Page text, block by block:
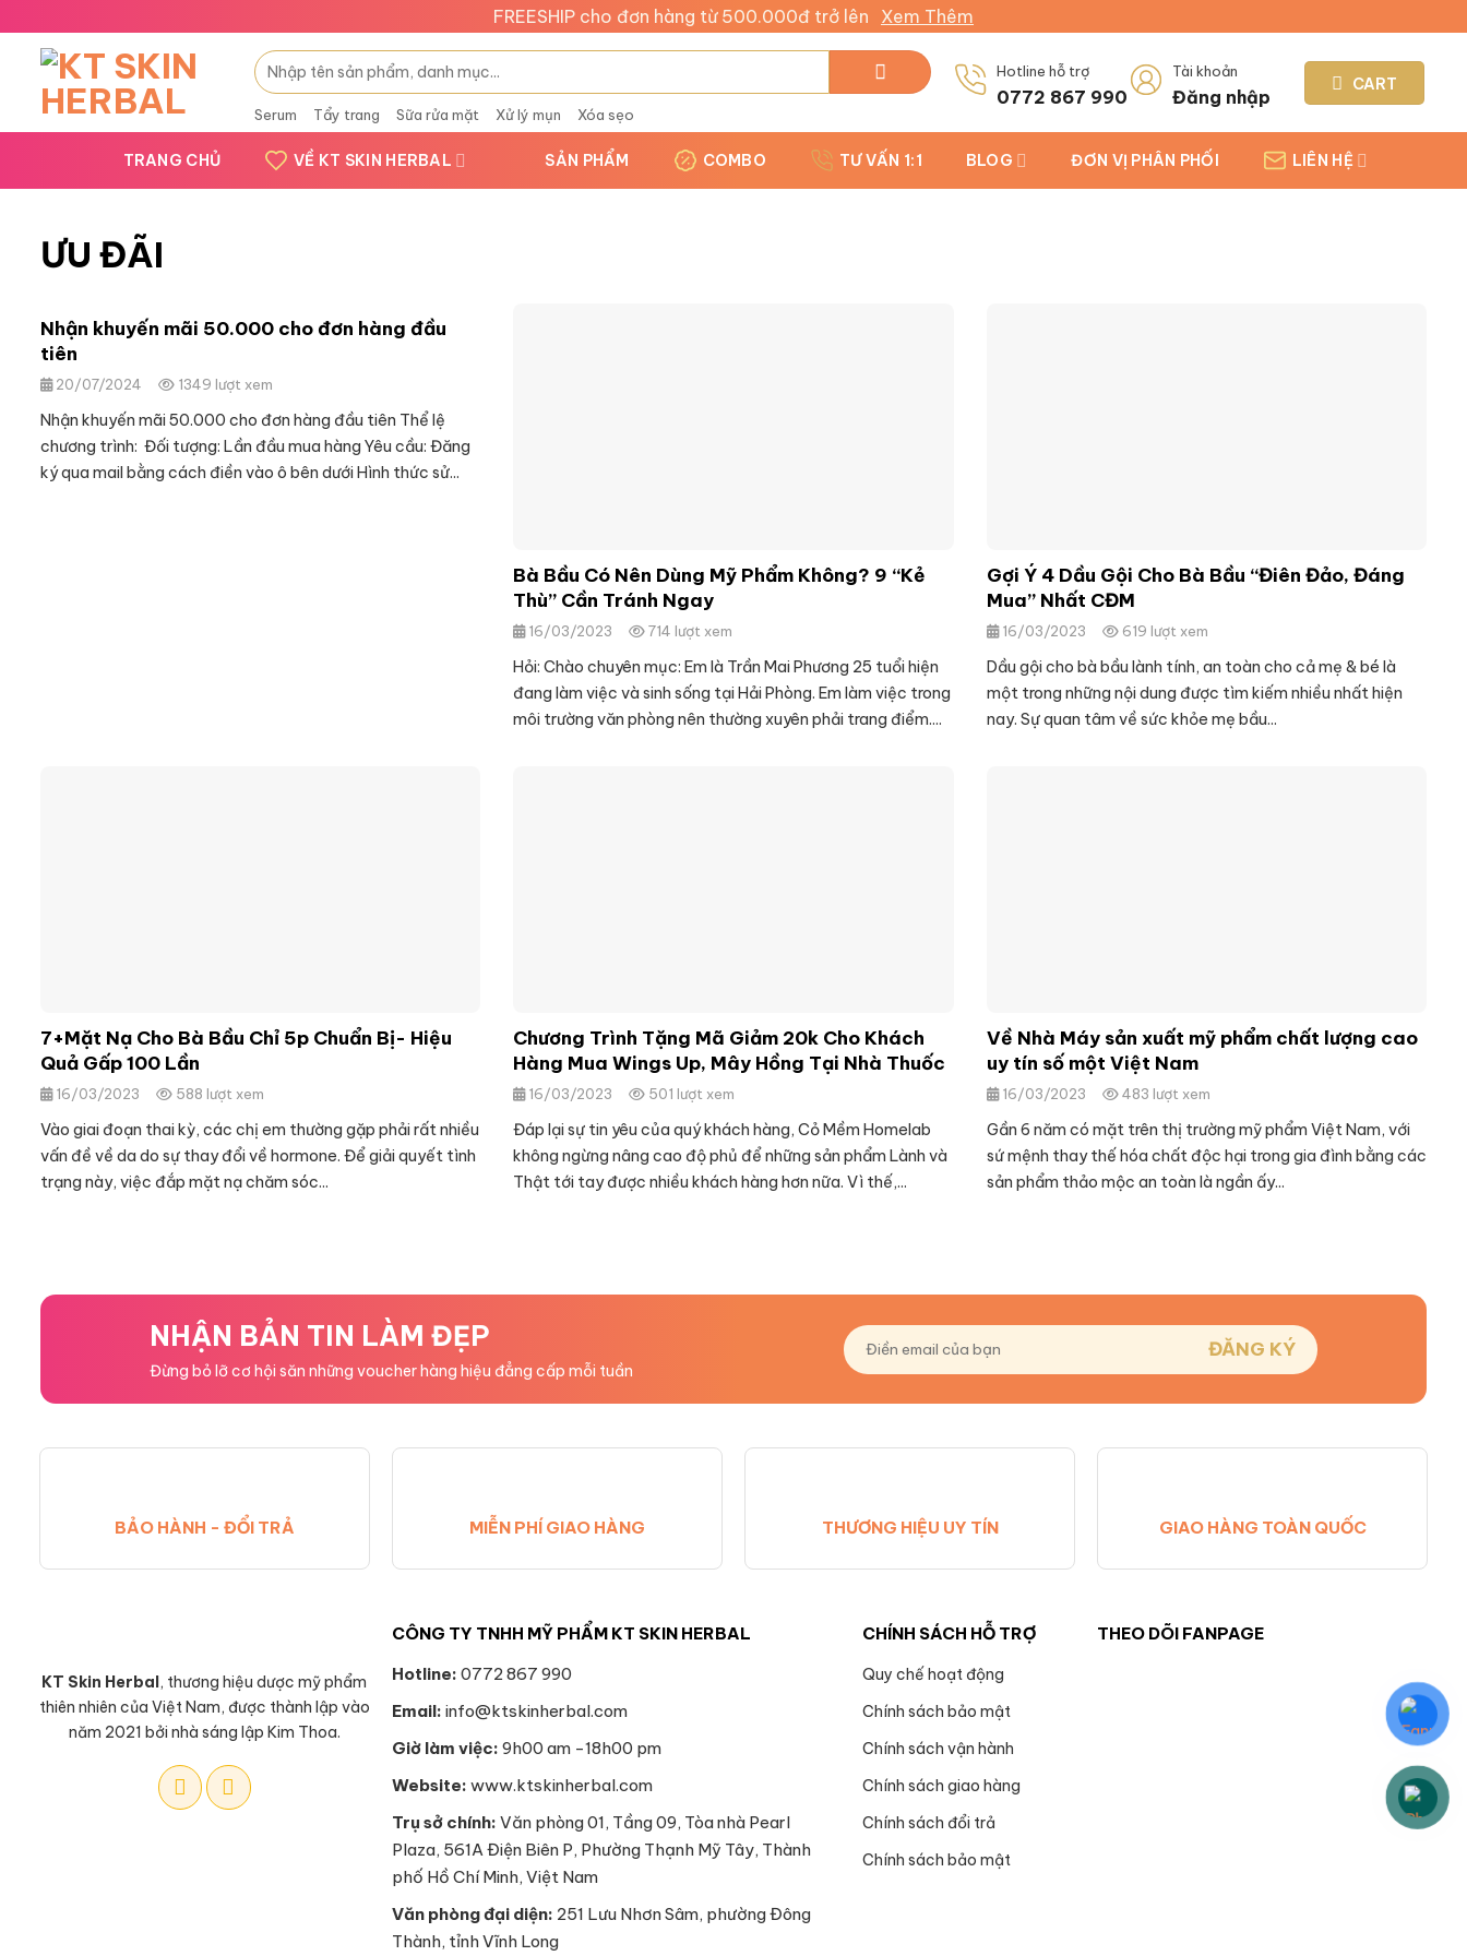
content
FREESHIP cho đơn hàng từ 500.000đ trở lên Xem Thêm
Search
for:
Serum Tẩy trang Sữa rửa mặt Xử lý mụn Xóa sẹo
Hotline hỗ trợ
0772 867 990
Tài khoản
Đăng nhập
CART
TRANG CHỦ VỀ KT SKIN HERBAL SẢN PHẨM COMBO TƯ VẤN 1:1 BLOG ĐƠN VỊ PHÂN PHỐI LIÊN HỆ
ƯU ĐÃI
Nhận khuyến mãi 50.000 cho đơn hàng đầu
tiên
20/07/2024 1349 lượt xem
Nhận khuyến mãi 50.000 cho đơn hàng đầu tiên Thể lệ
chương trình: Đối tượng: Lần đầu mua hàng Yêu cầu: Đăng
ký qua mail bằng cách điền vào ô bên dưới Hình thức sử...
Bà Bầu Có Nên Dùng Mỹ Phẩm Không? 9 “Kẻ
Thù” Cần Tránh Ngay
16/03/2023 714 lượt xem
Hỏi: Chào chuyên mục: Em là Trần Mai Phương 25 tuổi hiện
đang làm việc và sinh sống tại Hải Phòng. Em làm việc trong
môi trường văn phòng nên thường xuyên phải trang điểm....
Gợi Ý 4 Dầu Gội Cho Bà Bầu “Điên Đảo, Đáng
Mua” Nhất CĐM
16/03/2023 619 lượt xem
Dầu gội cho bà bầu lành tính, an toàn cho cả mẹ & bé là
một trong những nội dung được tìm kiếm nhiều nhất hiện
nay. Sự quan tâm về sức khỏe mẹ bầu...
7+Mặt Nạ Cho Bà Bầu Chỉ 5p Chuẩn Bị- Hiệu
Quả Gấp 100 Lần
16/03/2023 588 lượt xem
Vào giai đoạn thai kỳ, các chị em thường gặp phải rất nhiều
vấn đề về da do sự thay đổi về hormone. Để giải quyết tình
trạng này, việc đắp mặt nạ chăm sóc...
Chương Trình Tặng Mã Giảm 20k Cho Khách
Hàng Mua Wings Up, Mây Hồng Tại Nhà Thuốc
16/03/2023 501 lượt xem
Đáp lại sự tin yêu của quý khách hàng, Cỏ Mềm Homelab
không ngừng nâng cao độ phủ để những sản phẩm Lành và
Thật tới tay được nhiều khách hàng hơn nữa. Vì thế,...
Về Nhà Máy sản xuất mỹ phẩm chất lượng cao
uy tín số một Việt Nam
16/03/2023 483 lượt xem
Gần 6 năm có mặt trên thị trường mỹ phẩm Việt Nam, với
sứ mệnh thay thế hóa chất độc hại trong gia đình bằng các
sản phẩm thảo mộc an toàn là ngần ấy...
NHẬN BẢN TIN LÀM ĐẸP
Đừng bỏ lỡ cơ hội săn những voucher hàng hiệu đẳng cấp mỗi tuần
BẢO HÀNH - ĐỔI TRẢ MIỄN PHÍ GIAO HÀNG THƯƠNG HIỆU UY TÍN GIAO HÀNG TOÀN QUỐC
KT Skin Herbal, thương hiệu dược mỹ phẩm
thiên nhiên của Việt Nam, được thành lập vào
năm 2021 bởi nhà sáng lập Kim Thoa.
CÔNG TY TNHH MỸ PHẨM KT SKIN HERBAL
Hotline: 0772 867 990
Email: info@ktskinherbal.com
Giờ làm việc: 9h00 am -18h00 pm
Website: www.ktskinherbal.com
Trụ sở chính: Văn phòng 01, Tầng 09, Tòa nhà Pearl
Plaza, 561A Điện Biên P, Phường Thạnh Mỹ Tây, Thành
phố Hồ Chí Minh, Việt Nam
Văn phòng đại diện: 251 Lưu Nhơn Sâm, phường Đông
Thành, tỉnh Vĩnh Long
CHÍNH SÁCH HỖ TRỢ
Quy chế hoạt động
Chính sách bảo mật
Chính sách vận hành
Chính sách giao hàng
Chính sách đổi trả
Chính sách bảo mật
THEO DÕI FANPAGE